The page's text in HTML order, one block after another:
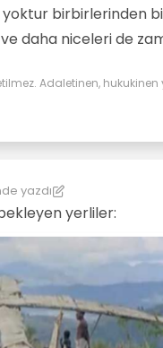
birbirlerinden
ve daha niceleri de
Adaletinen, hukukinen
yazdı
yerliler: